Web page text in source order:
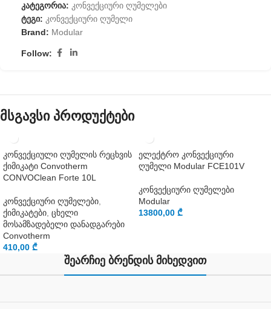
კატეგორია: კონვექციური ღუმელები
ტეგი: კონვექციური ღუმელი
Brand: Modular
Follow:
მსგავსი პროდუქტები
კონვექციული ღუმელის რეცხვის
ქიმიკატი Convotherm
CONVOClean Forte 10L
კონვექციური ღუმელები
ქიმიკატები ცხელი
მოსამზადებელი დანადგარები
Convotherm
410,00 ₾
ელექტრო კონვექციური
ღუმელი Modular FCE101V
კონვექციური ღუმელები
Modular
13800,00 ₾
შეარჩიე ბრენდის მიხედვით